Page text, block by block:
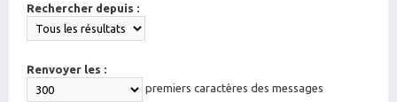
Rechercher depuis :
Renvoyer les :
premiers caractères des messages